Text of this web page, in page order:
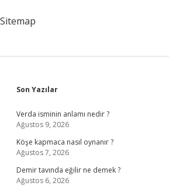
Sitemap
Sidebar
Son Yazılar
Verda isminin anlamı nedir ?
Ağustos 9, 2026
Köşe kapmaca nasıl oynanır ?
Ağustos 7, 2026
Demir tavında eğilir ne demek ?
Ağustos 6, 2026